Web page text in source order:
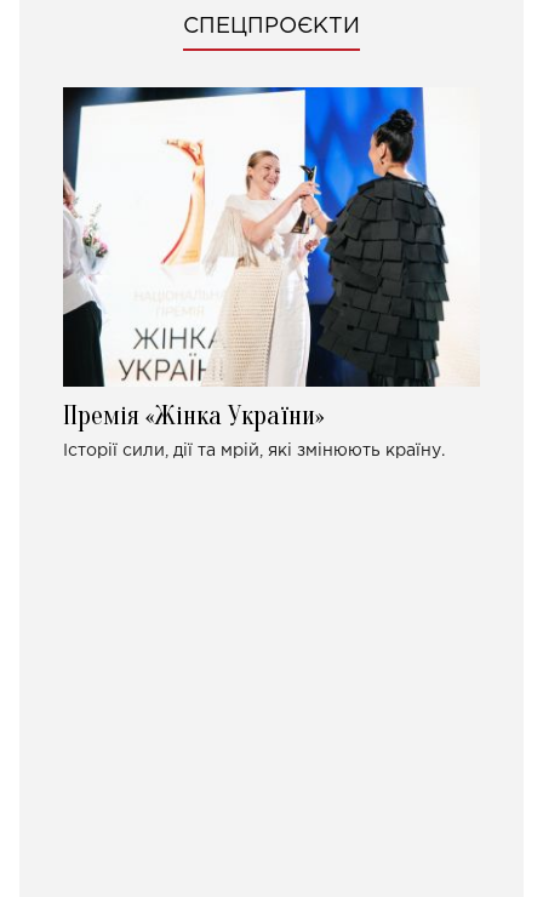
СПЕЦПРОЄКТИ
Премія «Жінка України»
Історії сили, дії та мрій, які змінюють країну.